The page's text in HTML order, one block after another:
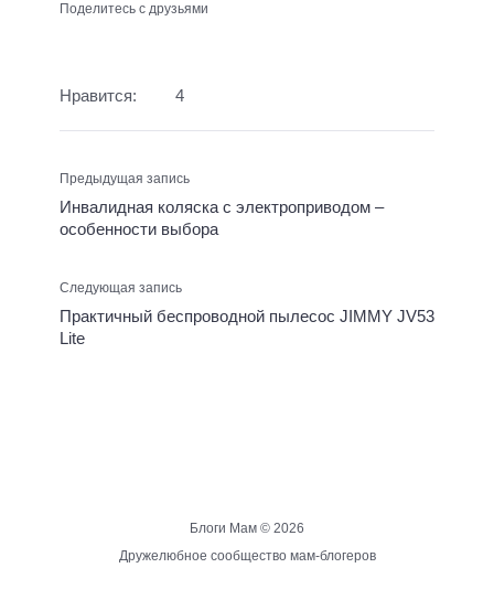
Поделитесь с друзьями
Нравится: 4
Предыдущая запись
Инвалидная коляска с электроприводом –
особенности выбора
Следующая запись
Практичный беспроводной пылесос JIMMY JV53
Lite
Блоги Мам © 2026
Дружелюбное сообщество мам-блогеров